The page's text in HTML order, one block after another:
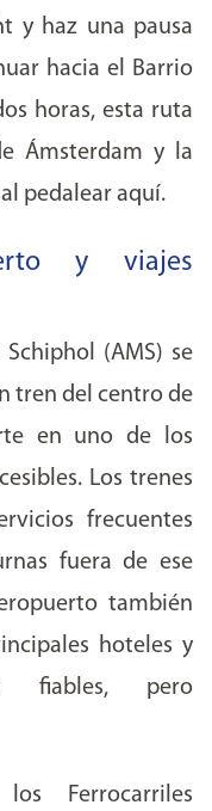
y haz una pausa
hacia el Barrio
horas, esta ruta
Ámsterdam y la
pedalear aquí.
y viajes
(AMS) se
tren del centro de
en uno de los
Los trenes
frecuentes
fuera de ese
también
hoteles y
fiables, pero
Ferrocarriles